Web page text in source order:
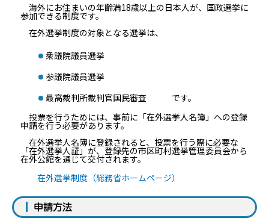
海外にお住まいの年齢満18歳以上の日本人が、国政選挙に
参加できる制度です。
在外選挙制度の対象となる選挙は、
衆議院議員選挙
参議院議員選挙
最高裁判所裁判官国民審査 です。
投票を行うためには、事前に「在外選挙人名簿」への登録
申請を行う必要があります。
在外選挙人名簿に登録されると、投票を行う際に必要な
「在外選挙人証」が、登録先の市区町村選挙管理委員会から
在外公館を通じて交付されます。
在外選挙制度（総務省ホームページ）
申請方法